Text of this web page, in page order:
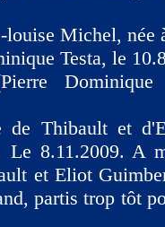
louise Michel, née
Testa, le
de Thibault et
Le 8.11.2009. A
et Eliot
partis trop tôt